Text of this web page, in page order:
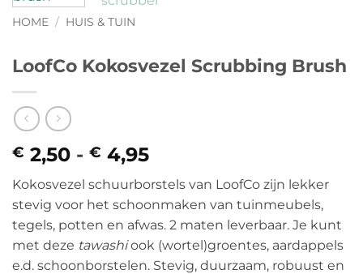
HOME / HUIS & TUIN
LoofCo Kokosvezel Scrubbing Brush
€ 2,50 - € 4,95
€ 2,50
tot
€ 4,95
Kokosvezel schuurborstels van LoofCo zijn lekker
stevig voor het schoonmaken van tuinmeubels,
tegels, potten en afwas. 2 maten leverbaar. Je kunt
met deze tawashiook (wortel)groentes, aardappels
e.d. schoonborstelen. Stevig, duurzaam, robuust en